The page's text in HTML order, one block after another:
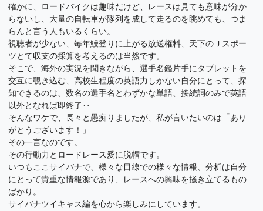
確かに、ロードバイクは趣味だけど、レースは見ても意味が分か
らないし、大量の自転車が隊列を成して走るのを眺めても、つま
らんと言う人もいるくらい。
視聴者が少ない、毎年鰻登りに上がる放送権料、天下のＪスポー
ツとて収支の採算を考えるのは当然です。
そこで、海外の実況を聞きながら、選手名鑑片手にタブレットを
交互に覗き込む、高校生程度の英語力しかない自分にとって、探
知できるのは、数名の選手名とわずかな単語、接続詞のみで英語
以外となれば即終了‥
そんなワケで、長々と愚痴りましたが、私が言いたいのは「あり
がとうございます！」
その一言なのです。
その行動力とロードレース愛に脱帽です。
いつもここサイバナで、様々な目線での様々な情報、分析は自分
にとって貴重な情報源であり、レースへの興味を掻き立てるもの
ばかり。
サイバナツイキャス編を心から楽しみにしています。